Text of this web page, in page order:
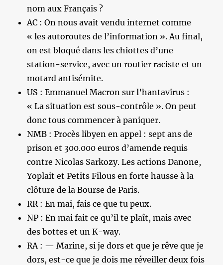
nom aux Français ?
AC : On nous avait vendu internet comme
« les autoroutes de l’information ». Au final,
on est bloqué dans les chiottes d’une
station-service, avec un routier raciste et un
motard antisémite.
US : Emmanuel Macron sur l’hantavirus :
« La situation est sous-contrôle ». On peut
donc tous commencer à paniquer.
NMB : Procès libyen en appel : sept ans de
prison et 300.000 euros d’amende requis
contre Nicolas Sarkozy. Les actions Danone,
Yoplait et Petits Filous en forte hausse à la
clôture de la Bourse de Paris.
RR : En mai, fais ce que tu peux.
NP : En mai fait ce qu’il te plaît, mais avec
des bottes et un K-way.
RA : — Marine, si je dors et que je rêve que je
dors, est-ce que je dois me réveiller deux fois